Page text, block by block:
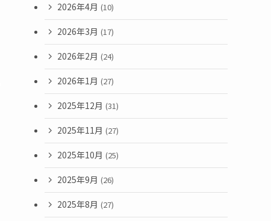
2026年4月 (10)
2026年3月 (17)
2026年2月 (24)
2026年1月 (27)
2025年12月 (31)
2025年11月 (27)
2025年10月 (25)
2025年9月 (26)
2025年8月 (27)